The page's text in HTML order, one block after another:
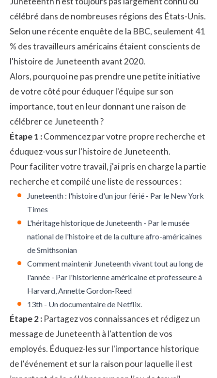
célébré dans de nombreuses régions des États-Unis.
Selon une récente enquête de la BBC, seulement 41
% des travailleurs américains étaient conscients de
l'histoire de Juneteenth avant 2020.
Alors, pourquoi ne pas prendre une petite initiative
de votre côté pour éduquer l'équipe sur son
importance, tout en leur donnant une raison de
célébrer ce Juneteenth ?
Étape 1 :Commencez par votre propre recherche et
éduquez-vous sur l'histoire de Juneteenth.
Pour faciliter votre travail, j'ai pris en charge la partie
recherche et compilé une liste de ressources :
Juneteenth : l'histoire d'un jour férié - Par le New York
Times
L'héritage historique de Juneteenth - Par le musée
national de l'histoire et de la culture afro-américaines
de Smithsonian
Comment maintenir Juneteenth vivant tout au long de
l'année - Par l'historienne américaine et professeure à
Harvard, Annette Gordon-Reed
13th - Un documentaire de Netflix.
Étape 2 : Partagez vos connaissances et rédigez un
message de Juneteenth à l'attention de vos
employés. Éduquez-les sur l'importance historique
de l'événement et sur la raison pour laquelle il est